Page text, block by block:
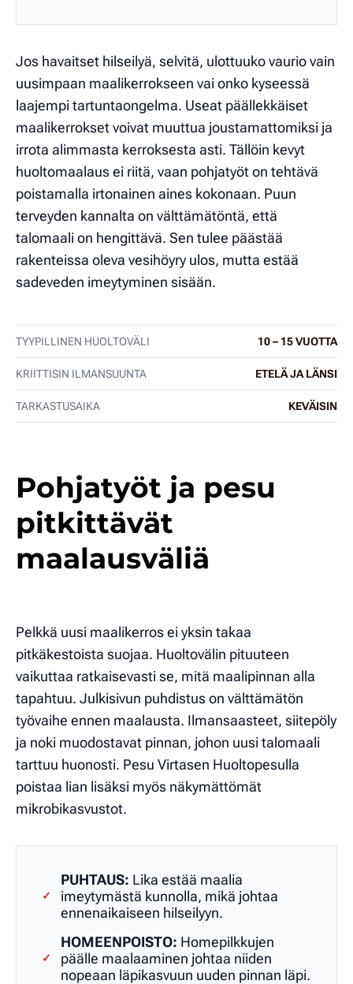
Jos havaitset hilseilyä, selvitä, ulottuuko vaurio vain
uusimpaan maalikerrokseen vai onko kyseessä
laajempi tartuntaongelma. Useat päällekkäiset
maalikerrokset voivat muuttua joustamattomiksi ja
irrota alimmasta kerroksesta asti. Tällöin kevyt
huoltomaalaus ei riitä, vaan pohjatyöt on tehtävä
poistamalla irtonainen aines kokonaan. Puun
terveyden kannalta on välttämätöntä, että
talomaali on hengittävä. Sen tulee päästää
rakenteissa oleva vesihöyry ulos, mutta estää
sadeveden imeytyminen sisään.
TYYPILLINEN HUOLTOVÄLI 10 – 15 VUOTTA
KRIITTISIN ILMANSUUNTA ETELÄ JA LÄNSI
TARKASTUSAIKA KEVÄISIN
Pohjatyöt ja pesu
pitkittävät
maalausväliä
Pelkkä uusi maalikerros ei yksin takaa
pitkäkestoista suojaa. Huoltovälin pituuteen
vaikuttaa ratkaisevasti se, mitä maalipinnan alla
tapahtuu. Julkisivun puhdistus on välttämätön
työvaihe ennen maalausta. Ilmansaasteet, siitepöly
ja noki muodostavat pinnan, johon uusi talomaali
tarttuu huonosti. Pesu Virtasen Huoltopesulla
poistaa lian lisäksi myös näkymättömät
mikrobikasvustot.
✓
PUHTAUS: Lika estää maalia
imeytymästä kunnolla, mikä johtaa
ennenaikaiseen hilseilyyn.
✓
HOMEENPOISTO: Homepilkkujen
päälle maalaaminen johtaa niiden
nopeaan läpikasvuun uuden pinnan läpi.